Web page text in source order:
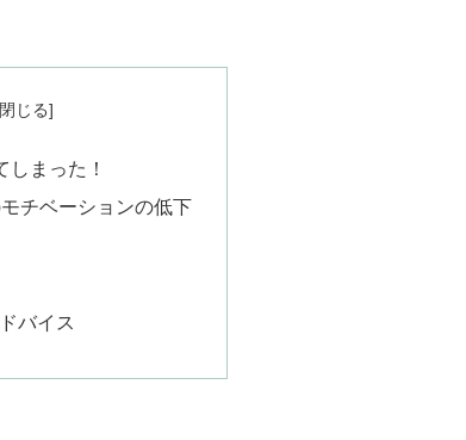
しまった！
チベーションの低下
バイス